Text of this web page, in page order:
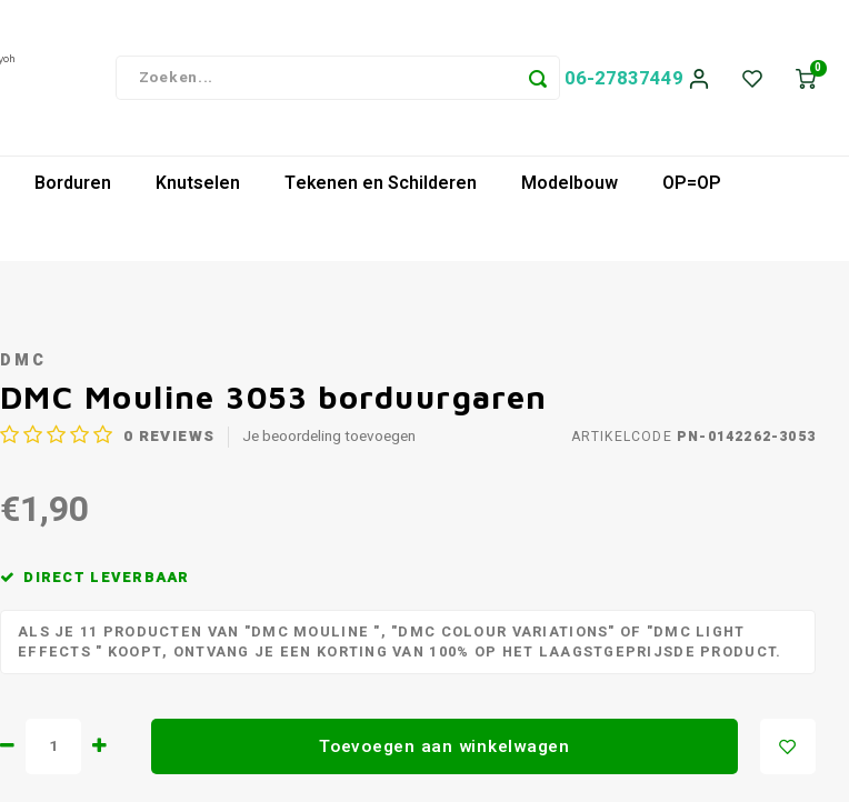
06-27837449 0
Borduren Knutselen Tekenen en Schilderen Modelbouw
OP=OP
DMC
DMC Mouline 3053 borduurgaren
0 REVIEWS Je beoordeling toevoegen ARTIKELCODE PN-0142262-3053
€1,90
DIRECT LEVERBAAR
ALS JE 11 PRODUCTEN VAN "DMC MOULINE ", "DMC COLOUR VARIATIONS" OF "DMC LIGHT
EFFECTS " KOOPT, ONTVANG JE EEN KORTING VAN 100% OP HET LAAGSTGEPRIJSDE PRODUCT.
Toevoegen aan winkelwagen